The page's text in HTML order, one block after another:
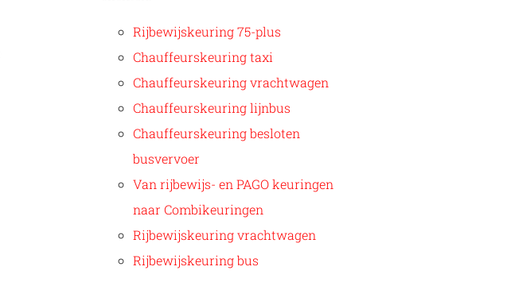
Rijbewijskeuring 75-plus
Chauffeurskeuring taxi
Chauffeurskeuring vrachtwagen
Chauffeurskeuring lijnbus
Chauffeurskeuring besloten
busvervoer
Van rijbewijs- en PAGO keuringen
naar Combikeuringen
Rijbewijskeuring vrachtwagen
Rijbewijskeuring bus